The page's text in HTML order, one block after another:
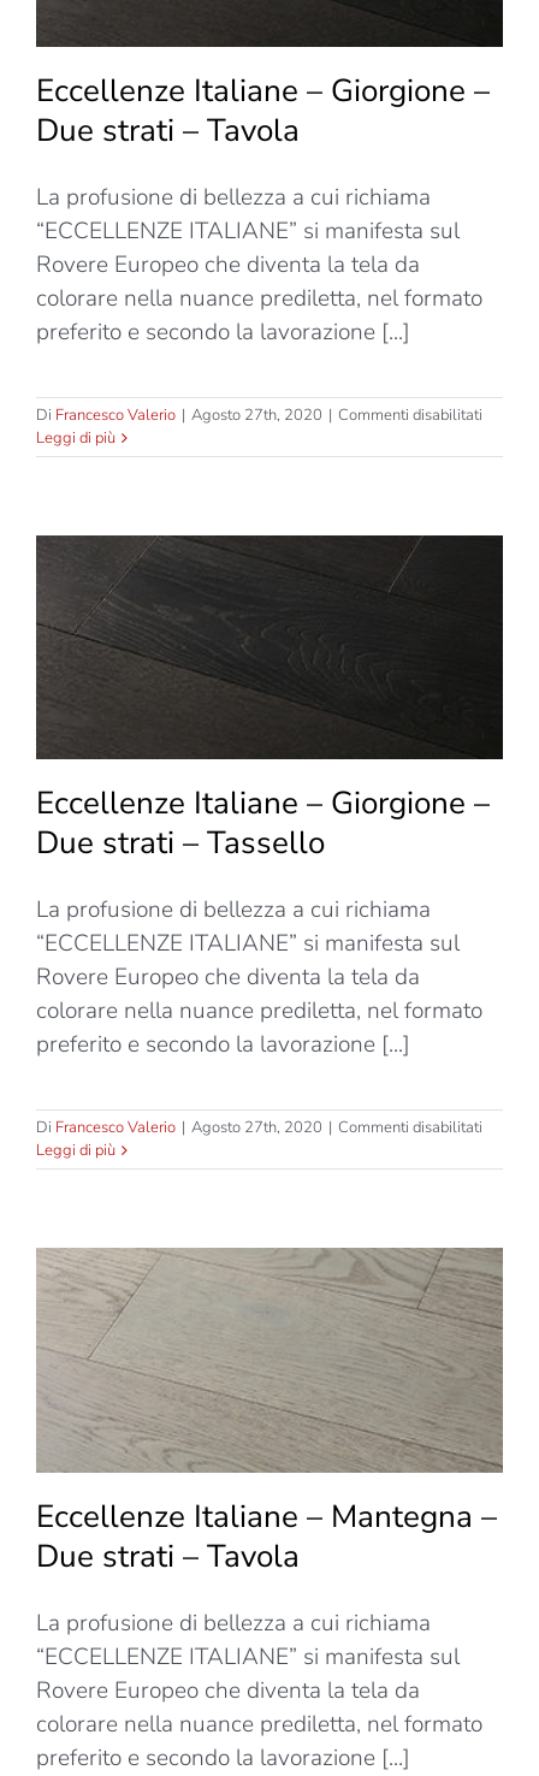
Eccellenze Italiane – Giorgione –
Due strati – Tavola
La profusione di bellezza a cui richiama
“ECCELLENZE ITALIANE” si manifesta sul
Rovere Europeo che diventa la tela da
colorare nella nuance prediletta, nel formato
preferito e secondo la lavorazione [...]
Di Francesco Valerio | Agosto 27th, 2020 | Commenti disabilitati
Italiane
Leggi di più
Eccellenze Italiane – Giorgione –
Due strati – Tassello
La profusione di bellezza a cui richiama
“ECCELLENZE ITALIANE” si manifesta sul
Rovere Europeo che diventa la tela da
colorare nella nuance prediletta, nel formato
preferito e secondo la lavorazione [...]
Di Francesco Valerio | Agosto 27th, 2020 | Commenti disabilitati
Italiane
Due
strati
–
Tassello
Leggi di più
Eccellenze Italiane – Mantegna –
Due strati – Tavola
La profusione di bellezza a cui richiama
“ECCELLENZE ITALIANE” si manifesta sul
Rovere Europeo che diventa la tela da
colorare nella nuance prediletta, nel formato
preferito e secondo la lavorazione [...]